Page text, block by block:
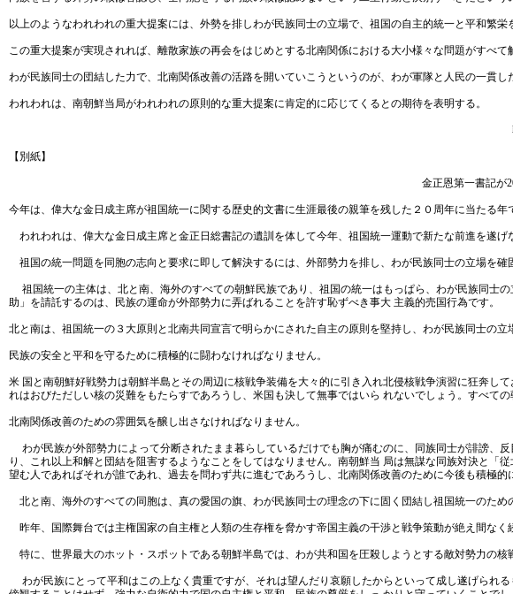
以上のようなわれわれの重大提案には、外勢を排しわが民族同士の立場で、祖国の自主的統一と平和繁
この重大提案が実現されれば、離散家族の再会をはじめとする北南関係における大小様々な問題がすべて
わが民族同士の団結した力で、北南関係改善の活路を開いていこうというのが、わが軍隊と人民の一貫し
われわれは、南朝鮮当局がわれわれの原則的な重大提案に肯定的に応じてくるとの期待を表明する。
【別紙】
金正恩第一書記が
今年は、偉大な金日成主席が祖国統一に関する歴史的文書に生涯最後の親筆を残した２０周年に当たる年
われわれは、偉大な金日成主席と金正日総書記の遺訓を体して今年、祖国統一運動で新たな前進を遂げ
祖国の統一問題を同胞の志向と要求に即して解決するには、外部勢力を排し、わが民族同士の立場を確
祖国統一の主体は、北と南、海外のすべての朝鮮民族であり、祖国の統一はもっぱら、わが民族同士
助」を請託するのは、民族の運命が外部勢力に弄ばれることを許す恥ずべき事大 主義的売国行為です。
北と南は、祖国統一の３大原則と北南共同宣言で明らかにされた自主の原則を堅持し、わが民族同士の
民族の安全と平和を守るために積極的に闘わなければなりません。
米 国と南朝鮮好戦勢力は朝鮮半島とその周辺に核戦争装備を大々的に引き入れ北侵核戦争演習に狂奔
れはおびただしい核の災難をもたらすであろうし、米国も決して無事ではいら れないでしょう。すべ
北南関係改善のための雰囲気を醸し出さなければなりません。
わが民族が外部勢力によって分断されたまま暮らしているだけでも胸が痛むのに、同族同士が誹謗、
り、これ以上和解と団結を阻害するようなことをしてはなりません。南朝鮮当 局は無謀な同族対決と
望む人であればそれが誰であれ、過去を問わず共に進むであろうし、北南関係改善のために今後も積極的
北と南、海外のすべての同胞は、真の愛国の旗、わが民族同士の理念の下に固く団結し祖国統一のた
昨年、国際舞台では主権国家の自主権と人類の生存権を脅かす帝国主義の干渉と戦争策動が絶え間なく
特に、世界最大のホット・スポットである朝鮮半島では、わが共和国を圧殺しようとする敵対勢力の
わが民族にとって平和はこの上なく貴重ですが、それは望んだり哀願したからといって成し遂げられ